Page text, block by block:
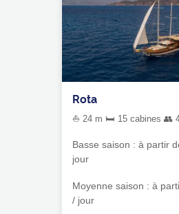
Rota
⛵ 24 m 🛏 15 cabines 👥
Basse saison : à partir
jour
Moyenne saison : à
/ jour